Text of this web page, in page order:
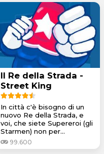
Il Re della Strada -
Street King
In città c'è bisogno di un
nuovo Re della Strada, e
voi, che siete Supereroi (gli
Starmen) non per...
99.600